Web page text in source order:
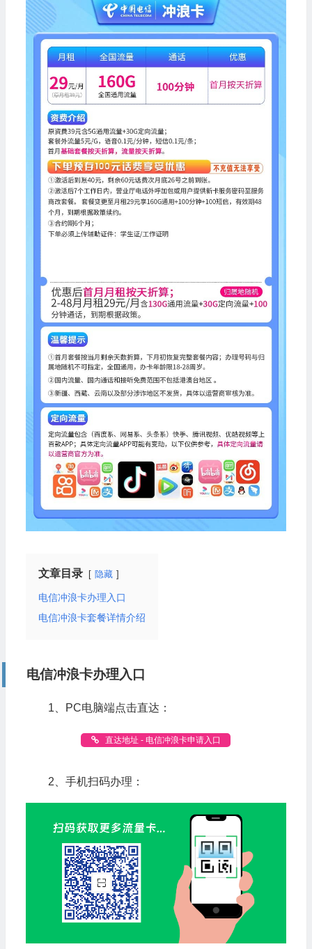
文章目录 隐藏
电信冲浪卡办理入口
电信冲浪卡套餐详情介绍
电信冲浪卡办理入口
1、PC电脑端点击直达：
直达地址 - 电信冲浪卡申请入口
2、手机扫码办理：